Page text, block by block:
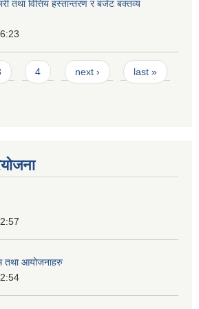
तथा वित्तिय हस्तान्तरण र बजेट बक्तव्य
4 next › last »
तथा आयोजनाहरु